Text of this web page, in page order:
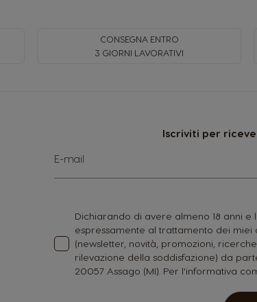
CONSEGNA ENTRO
3 GIORNI LAVORATIVI
Iscriviti per
Iscriviti
alla
nostra
E-mail
Dichiarando di avere almeno 18 anni
espressamente al trattamento dei
(newsletter, novità, promozioni,
rilevazione della soddisfazione) da
20057 Assago (MI). Per l'informativa